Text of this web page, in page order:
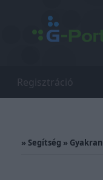
Regisztráció
» Segítség »